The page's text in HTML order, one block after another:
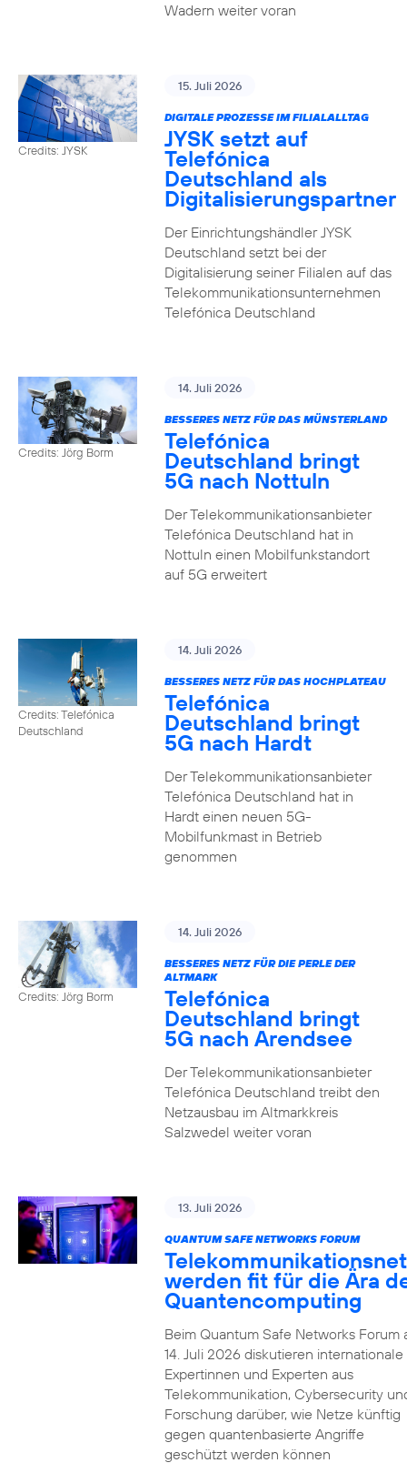
Wadern weiter voran
Credits: JYSK
15. Juli 2026
DIGITALE PROZESSE IM FILIALALLTAG
JYSK setzt auf
Telefónica
Deutschland als
Digitalisierungspartner
Der Einrichtungshändler JYSK
Deutschland setzt bei der
Digitalisierung seiner Filialen auf das
Telekommunikationsunternehmen
Telefónica Deutschland
Credits: Jörg Borm
14. Juli 2026
BESSERES NETZ FÜR DAS MÜNSTERLAND
Telefónica
Deutschland bringt
5G nach Nottuln
Der Telekommunikationsanbieter
Telefónica Deutschland hat in
Nottuln einen Mobilfunkstandort
auf 5G erweitert
Credits: Telefónica
Deutschland
14. Juli 2026
BESSERES NETZ FÜR DAS HOCHPLATEAU
Telefónica
Deutschland bringt
5G nach Hardt
Der Telekommunikationsanbieter
Telefónica Deutschland hat in
Hardt einen neuen 5G-
Mobilfunkmast in Betrieb
genommen
Credits: Jörg Borm
14. Juli 2026
BESSERES NETZ FÜR DIE PERLE DER
ALTMARK
Telefónica
Deutschland bringt
5G nach Arendsee
Der Telekommunikationsanbieter
Telefónica Deutschland treibt den
Netzausbau im Altmarkkreis
Salzwedel weiter voran
13. Juli 2026
QUANTUM SAFE NETWORKS FORUM
werden fit für die Ära
Quantencomputing
Beim Quantum Safe Networks Forum
14. Juli 2026 diskutieren internationale
Expertinnen und Experten aus
Telekommunikation, Cybersecurity
Forschung darüber, wie Netze künftig
gegen quantenbasierte Angriffe
geschützt werden können